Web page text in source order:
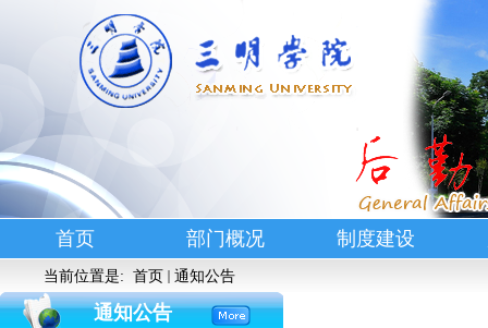
首页 部门概况 制度建设
当前位置是: 首页 通知公告
通知公告